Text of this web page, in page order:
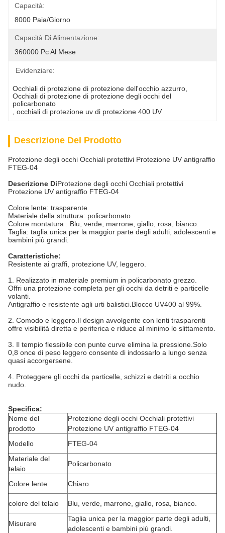
Capacità:
8000 Paia/giorno
Capacità Di Alimentazione:
360000 Pc Al Mese
Evidenziare:
Occhiali di protezione di protezione dell'occhio azzurro
Occhiali di protezione di protezione degli occhi del
policarbonato
occhiali di protezione uv di protezione 400 UV
Descrizione Del Prodotto
Protezione degli occhi Occhiali protettivi Protezione UV antigraffio
FTEG-04
Descrizione DiProtezione degli occhi Occhiali protettivi
Protezione UV antigraffio FTEG-04
Colore lente: trasparente
Materiale della struttura: policarbonato
Colore montatura : Blu, verde, marrone, giallo, rosa, bianco.
Taglia: taglia unica per la maggior parte degli adulti, adolescenti e
bambini più grandi.
Caratteristiche:
Resistente ai graffi, protezione UV, leggero.
1. Realizzato in materiale premium in policarbonato grezzo.
Offri una protezione completa per gli occhi da detriti e particelle
volanti.
Antigraffio e resistente agli urti balistici.Blocco UV400 al 99%.
2. Comodo e leggero.Il design avvolgente con lenti trasparenti
offre visibilità diretta e periferica e riduce al minimo lo slittamento.
3. Il tempio flessibile con punte curve elimina la pressione.Solo
0,8 once di peso leggero consente di indossarlo a lungo senza
quasi accorgersene.
4. Proteggere gli occhi da particelle, schizzi e detriti a occhio
nudo.
Specifica:
Nome del
prodotto
Protezione degli occhi Occhiali protettivi
Protezione UV antigraffio FTEG-04
Modello
FTEG-04
Materiale del
telaio
Policarbonato
Colore lente Chiaro
colore del telaio Blu, verde, marrone, giallo, rosa, bianco.
Misurare
Taglia unica per la maggior parte degli adulti,
adolescenti e bambini più grandi.